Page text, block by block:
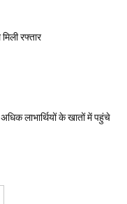
मिली रफ्तार
लाभार्थियों के खातों में पहुंचे